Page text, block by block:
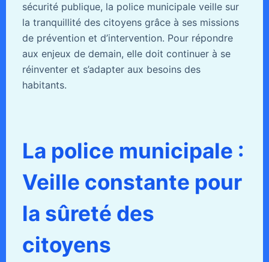
sécurité publique, la police municipale veille sur
la tranquillité des citoyens grâce à ses missions
de prévention et d’intervention. Pour répondre
aux enjeux de demain, elle doit continuer à se
réinventer et s’adapter aux besoins des
habitants.
La police municipale :
Veille constante pour
la sûreté des
citoyens